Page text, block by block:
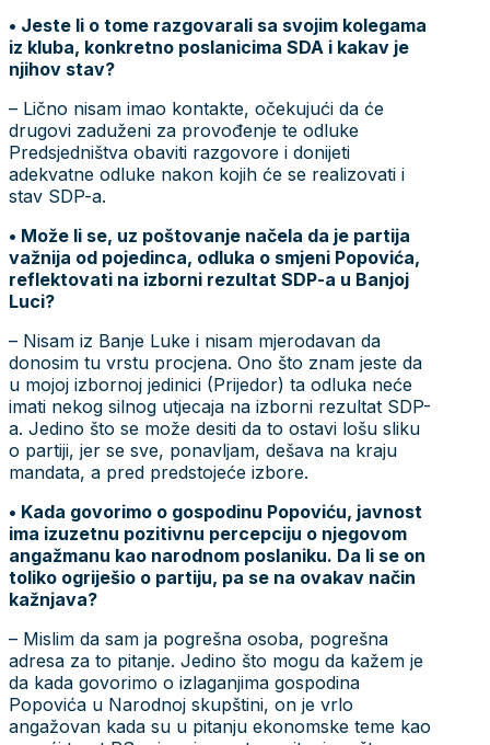
• Jeste li o tome razgovarali sa svojim kolegama
iz kluba, konkretno poslanicima SDA i kakav je
njihov stav?
– Lično nisam imao kontakte, očekujući da će
drugovi zaduženi za provođenje te odluke
Predsjedništva obaviti razgovore i donijeti
adekvatne odluke nakon kojih će se realizovati i
stav SDP-a.
• Može li se, uz poštovanje načela da je partija
važnija od pojedinca, odluka o smjeni Popovića,
reflektovati na izborni rezultat SDP-a u Banjoj
Luci?
– Nisam iz Banje Luke i nisam mjerodavan da
donosim tu vrstu procjena. Ono što znam jeste da
u mojoj izbornoj jedinici (Prijedor) ta odluka neće
imati nekog silnog utjecaja na izborni rezultat SDP-
a. Jedino što se može desiti da to ostavi lošu sliku
o partiji, jer se sve, ponavljam, dešava na kraju
mandata, a pred predstojeće izbore.
• Kada govorimo o gospodinu Popoviću, javnost
ima izuzetnu pozitivnu percepciju o njegovom
angažmanu kao narodnom poslaniku. Da li se on
toliko ogriješio o partiju, pa se na ovakav način
kažnjava?
– Mislim da sam ja pogrešna osoba, pogrešna
adresa za to pitanje. Jedino što mogu da kažem je
da kada govorimo o izlaganjima gospodina
Popovića u Narodnoj skupštini, on je vrlo
angažovan kada su u pitanju ekonomske teme kao